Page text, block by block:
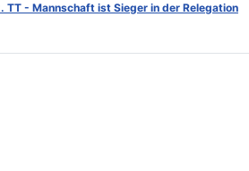
TT - Mannschaft ist Sieger in der Relegation